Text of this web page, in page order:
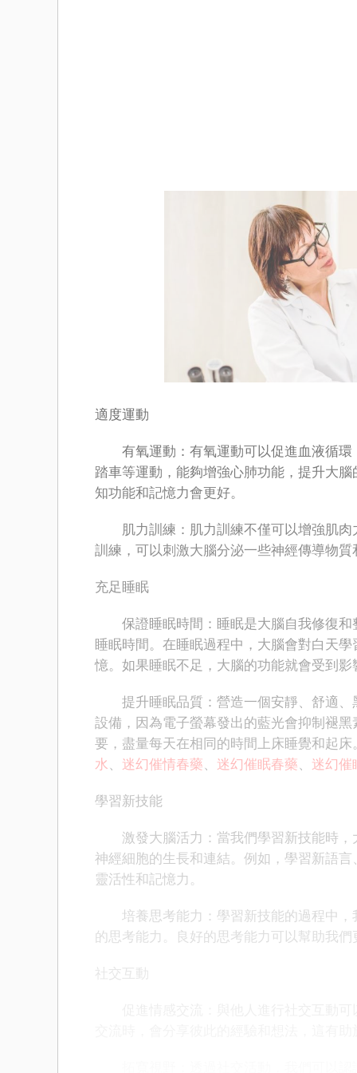
適度運動
有氧運動：有氧運動可以促進血液循環
踏車等運動，能夠增強心肺功能，提升大
知功能和記憶力會更好。
肌力訓練：肌力訓練不僅可以增強肌肉
訓練，可以刺激大腦分泌一些神經傳導物
充足睡眠
保證睡眠時間：睡眠是大腦自我修復和
睡眠時間。在睡眠過程中，大腦會對白天
憶。如果睡眠不足，大腦的功能就會受到影
提升睡眠品質：營造一個安靜、舒適、
設備，因為電子螢幕發出的藍光會抑制褪
要，盡量每天在相同的時間上床睡覺和起床
水、 迷幻催情春藥、 迷幻催眠春藥、 迷幻催
學習新技能
激發大腦活力：當我們學習新技能時，
神經細胞的生長和連結。例如，學習新語
靈活性和記憶力。
培養思考能力：學習新技能的過程中，
的思考能力。良好的思考能力可以幫助我
社交互動